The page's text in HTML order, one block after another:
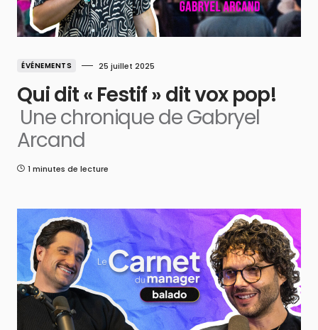
ÉVÉNEMENTS 25 juillet 2025
Qui dit « Festif » dit vox pop!
Une chronique de Gabryel
Arcand
1 minutes de lecture